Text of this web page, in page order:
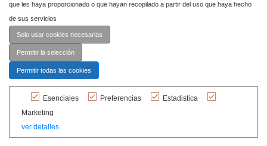
Polígono Industrial de San Pedro de Alcántara,
calle Reino Unido, primera planta nave 24, 29670 Marbella
que les haya proporcionado o que hayan recopilado a partir del uso que haya hecho
de sus servicios
Solo usar cookies necesarias
Permitir la selección
Permitir todas las cookies
Esenciales Preferencias
Estadistica
Marketing
ver detalles